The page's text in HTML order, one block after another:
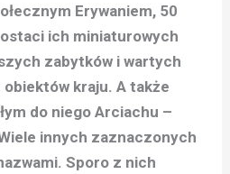
Erywaniem, 50
ich miniaturowych
zabytków i wartych
kraju. A także
do niego Arciachu –
innych zaznaczonych
Sporo z nich